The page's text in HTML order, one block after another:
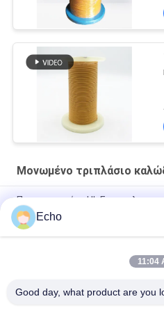
Μονωμένο τριπλάσιο
Πιστοποιημένο UL
σύρμα περιέλιξης χαλκού TIW
Τριπλό μονωμένο σύρμα
TIW-B/F Τριπλή μόνωση σύρμα
Echo
11:04
Good day, what product are you